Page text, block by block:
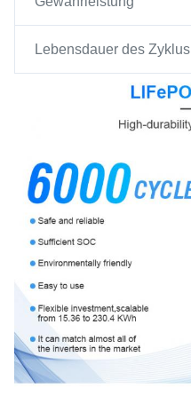
Lebensdauer des Zyklus